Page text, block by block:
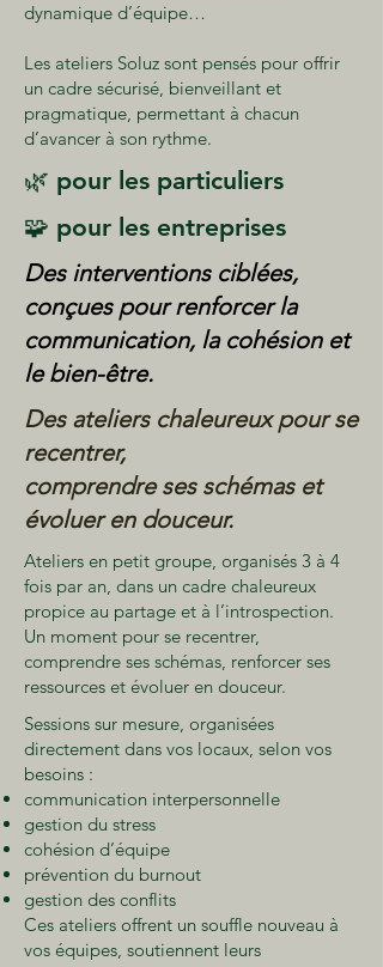
dynamique d’équipe…
Les ateliers Soluz sont pensés pour offrir
un cadre sécurisé, bienveillant et
pragmatique, permettant à chacun
d’avancer à son rythme.
🌿 pour les particuliers
🧩 pour les entreprises
Des interventions ciblées,
conçues pour renforcer la
communication, la cohésion et
le bien-être.
Des ateliers chaleureux pour se
recentrer,
comprendre ses schémas et
évoluer en douceur.
Ateliers en petit groupe, organisés 3 à 4
fois par an, dans un cadre chaleureux
propice au partage et à l’introspection.
Un moment pour se recentrer,
comprendre ses schémas, renforcer ses
ressources et évoluer en douceur.
Sessions sur mesure, organisées
directement dans vos locaux, selon vos
besoins :
communication interpersonnelle
gestion du stress
cohésion d’équipe
prévention du burnout
gestion des conflits
Ces ateliers offrent un souffle nouveau à
vos équipes, soutiennent leurs